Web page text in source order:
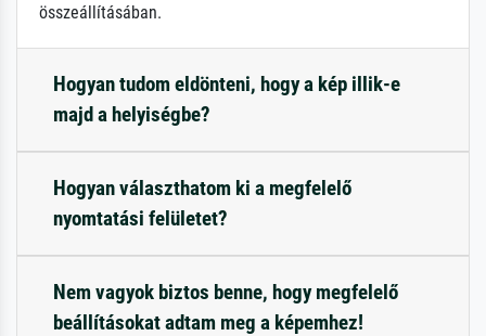
összeállításában.
Hogyan tudom eldönteni, hogy a kép illik-e
majd a helyiségbe?
Hogyan választhatom ki a megfelelő
nyomtatási felületet?
Nem vagyok biztos benne, hogy megfelelő
beállításokat adtam meg a képemhez!